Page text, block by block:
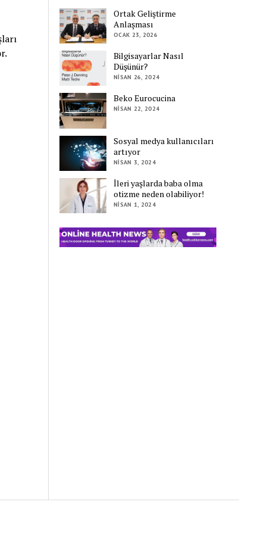
Ortak Geliştirme
Anlaşması
OCAK 23, 2026
Bilgisayarlar Nasıl
Düşünür?
NISAN 26, 2024
Beko Eurocucina
NISAN 22, 2024
Sosyal medya kullanıcıları
artıyor
NISAN 3, 2024
İleri yaşlarda baba olma
otizme neden olabiliyor!
NISAN 1, 2024